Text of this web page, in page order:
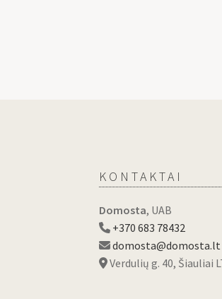
KONTAKTAI
Domosta, UAB
+370 683 78432
domosta@domosta.lt
Verdulių g. 40, Šiauliai